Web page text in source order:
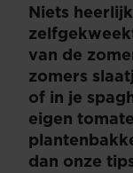
Niets
van de
zomers
of in je
eigen
dan onze